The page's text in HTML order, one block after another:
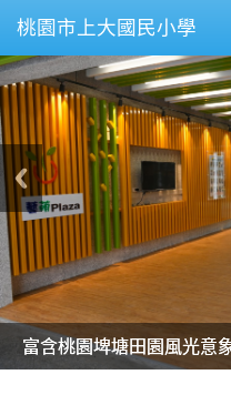
桃園市上大國民小學
美麗的操場是我們活力的
美麗的操場是我們活力的
煥然一新的小司令台
煥然一新的小司令台
富含桃園埤塘田園風光意
富含桃園埤塘田園風光意
嶄新的中庭廣場
嶄新的中庭廣場
水生池生生不息
水生池生生不息